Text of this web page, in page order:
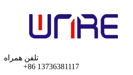
تلفن همراه
+86 13736381117